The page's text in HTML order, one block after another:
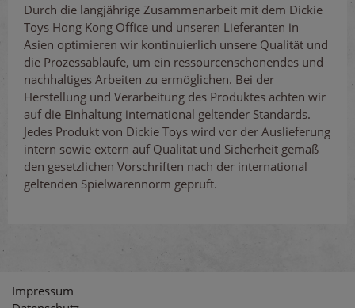
Durch die langjährige Zusammenarbeit mit dem Dickie
Toys Hong Kong Office und unseren Lieferanten in
Asien optimieren wir kontinuierlich unsere Qualität und
die Prozessabläufe, um ein ressourcenschonendes und
nachhaltiges Arbeiten zu ermöglichen. Bei der
Herstellung und Verarbeitung des Produktes achten wir
auf die Einhaltung international geltender Standards.
Jedes Produkt von Dickie Toys wird vor der Auslieferung
intern sowie extern auf Qualität und Sicherheit gemäß
den gesetzlichen Vorschriften nach der international
geltenden Spielwarennorm geprüft.
Impressum